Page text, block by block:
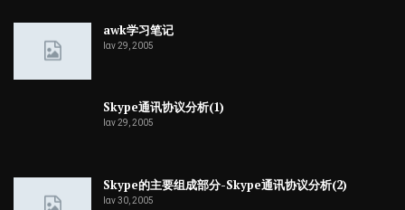
awk学习笔记
Ιαν 29, 2005
Skype通讯协议分析(1)
Ιαν 29, 2005
Skype的主要组成部分-Skype通讯协议分析(2)
Ιαν 30, 2005